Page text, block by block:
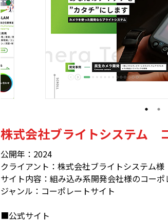
株式会社ブライトシステム
公開年：2024
クライアント：株式会社ブライトシステム様
サイト内容：組み込み系開発会社様のコー
ジャンル：コーポレートサイト
■公式サイト